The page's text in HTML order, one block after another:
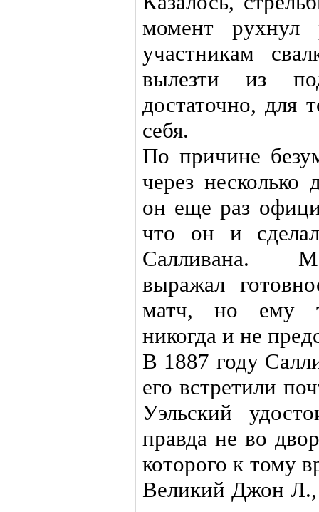
момент рухнул
участникам
вылезти из
достаточно, для
себя.
По причине
через несколько
он еще раз
что он и
Салливана.
выражал
матч, но ему
никогда и не
В 1887 году
его встретили
Уэльский
правда не во
которого к тому
Великий Джон Л.,